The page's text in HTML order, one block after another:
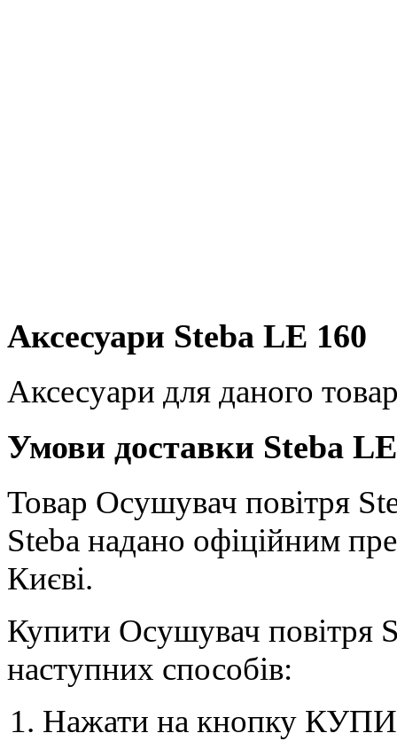
Аксесуари Steba LE 160
Аксесуари для даного
Умови доставки Steba
Товар Осушувач повітря
Steba надано офіційним
Києві.
Купити Осушувач повітря
наступних способів:
Нажати на кнопку